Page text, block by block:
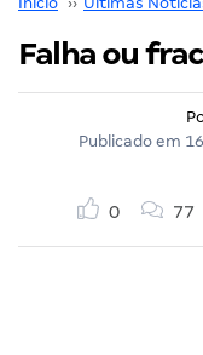
Falha ou
Publicado em
0 77